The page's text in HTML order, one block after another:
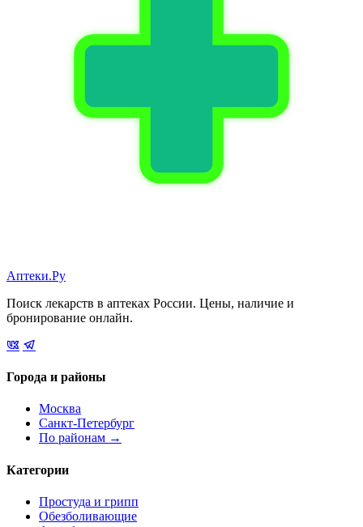
Аптеки.Ру
Поиск лекарств в аптеках России. Цены, наличие и
бронирование онлайн.
Города и районы
Москва
Санкт-Петербург
По районам →
Категории
Простуда и грипп
Обезболивающие